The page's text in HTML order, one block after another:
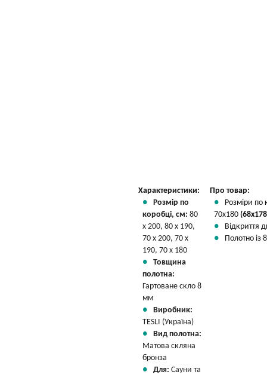
Характеристики:
Розмір по
коробці, см: 80
х 200, 80 х 190,
70 х 200, 70 х
190, 70 х 180
Товщина
полотна:
Гартоване скло 8
мм
Виробник:
TESLI (Україна)
Вид полотна:
Матова скляна
бронза
Для: Сауни та
Про товар:
Розміри по
70х180
Відкриття
Полотно із